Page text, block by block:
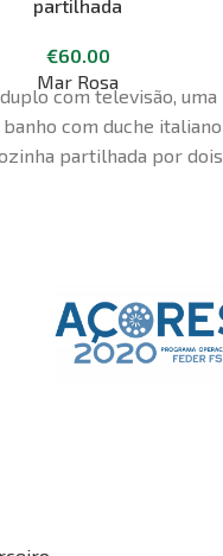
partilhada
€60.00
Mar Rosa
com televisão, uma
banho com duche italiano
partilhada por dois